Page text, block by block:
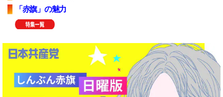
「赤旗」の魅力